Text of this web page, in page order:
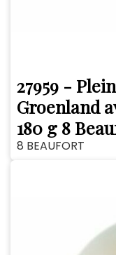
27959 -
Groenland
180 g 8
8 BEAUFORT